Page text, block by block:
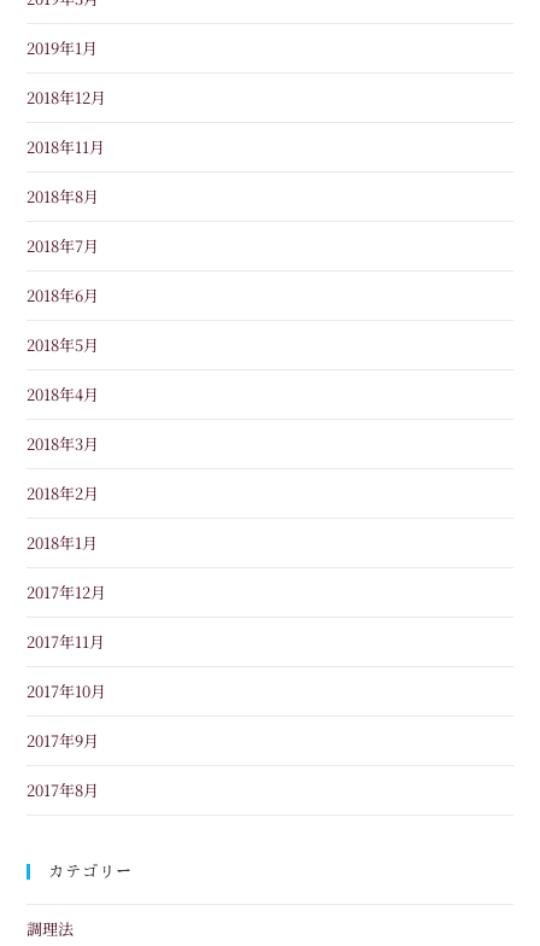
2019年1月
2018年12月
2018年11月
2018年8月
2018年7月
2018年6月
2018年5月
2018年4月
2018年3月
2018年2月
2018年1月
2017年12月
2017年11月
2017年10月
2017年9月
2017年8月
カテゴリー
調理法